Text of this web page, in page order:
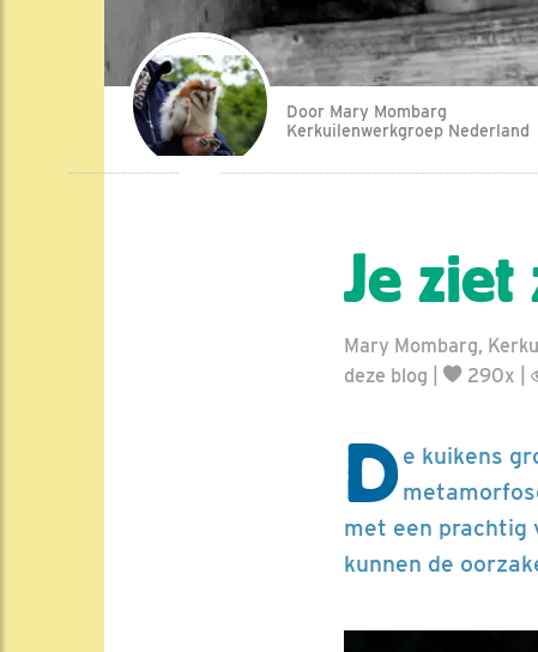
Door Mary Mombarg
Kerkuilenwerkgroep Nederland
Je
Mary Mombarg,
deze blog
290x |
De kuikens
met een prachtig
kunnen de